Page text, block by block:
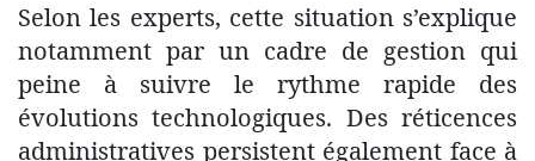
Selon les experts, cette situation s’explique
notamment par un cadre de gestion qui
peine à suivre le rythme rapide des
évolutions technologiques. Des réticences
administratives persistent également face à